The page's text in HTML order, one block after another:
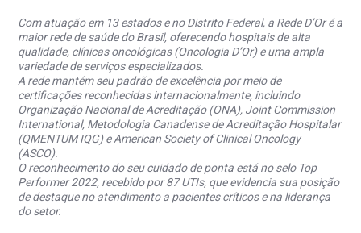
Com atuação em 13 estados e no Distrito Federal, a Rede D’Or é a
maior rede de saúde do Brasil, oferecendo hospitais de alta
qualidade, clínicas oncológicas (Oncologia D’Or) e uma ampla
variedade de serviços especializados.
A rede mantém seu padrão de excelência por meio de
certificações reconhecidas internacionalmente, incluindo
Organização Nacional de Acreditação (ONA), Joint Commission
International, Metodologia Canadense de Acreditação Hospitalar
(QMENTUM IQG) e American Society of Clinical Oncology
(ASCO).
O reconhecimento do seu cuidado de ponta está no selo Top
Performer 2022, recebido por 87 UTIs, que evidencia sua posição
de destaque no atendimento a pacientes críticos e na liderança
do setor.